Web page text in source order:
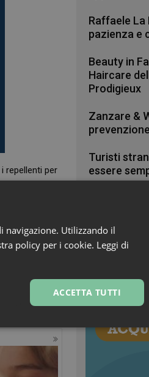
repellenti per
di acquisto
Raffaele La
pazienza e
Beauty in
Haircare
Prodigieux
Zanzare &
Turisti
essere
navigazione. Utilizzando il
policy per i cookie. Leggi di
ACCETTA TUTTI
Non classificati